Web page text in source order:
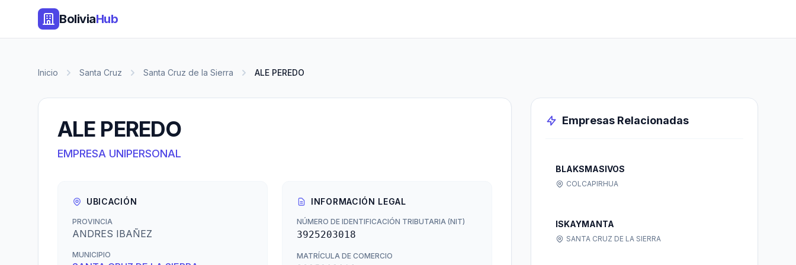
BoliviaHub
Inicio Santa Cruz Santa Cruz de la Sierra ALE PEREDO
ALE PEREDO
EMPRESA UNIPERSONAL
UBICACIÓN
PROVINCIA
ANDRES IBAÑEZ
MUNICIPIO
INFORMACIÓN LEGAL
NÚMERO DE IDENTIFICACIÓN TRIBUTARIA (NIT)
3925203018
MATRÍCULA DE COMERCIO
Empresas Relacionadas
BLAKSMASIVOS
COLCAPIRHUA
ISKAYMANTA
SANTA CRUZ DE LA SIERRA